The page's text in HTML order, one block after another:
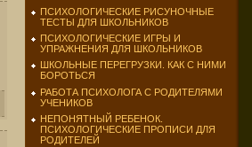
ПСИХОЛОГИЧЕСКИЕ РИСУНОЧНЫЕ
ТЕСТЫ ДЛЯ ШКОЛЬНИКОВ
ПСИХОЛОГИЧЕСКИЕ ИГРЫ И
УПРАЖНЕНИЯ ДЛЯ ШКОЛЬНИКОВ
ШКОЛЬНЫЕ ПЕРЕГРУЗКИ. КАК С НИМИ
БОРОТЬСЯ
РАБОТА ПСИХОЛОГА С РОДИТЕЛЯМИ
УЧЕНИКОВ
НЕПОНЯТНЫЙ РЕБЕНОК.
ПСИХОЛОГИЧЕСКИЕ ПРОПИСИ ДЛЯ
РОДИТЕЛЕЙ